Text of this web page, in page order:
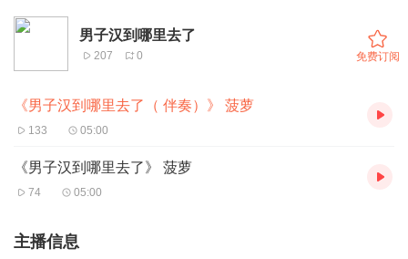
混缩：林律恩
发行公司：杭州回声文化艺术策划有限公司
男子汉到哪里去了
207 0 免费订阅
《男子汉到哪里去了（ 伴奏）》 菠萝
133 05:00
《男子汉到哪里去了》 菠萝
74 05:00
主播信息